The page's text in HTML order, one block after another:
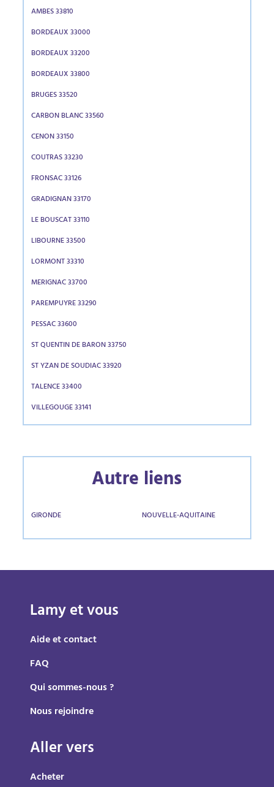
AMBES 33810
BORDEAUX 33000
BORDEAUX 33200
BORDEAUX 33800
BRUGES 33520
CARBON BLANC 33560
CENON 33150
COUTRAS 33230
FRONSAC 33126
GRADIGNAN 33170
LE BOUSCAT 33110
LIBOURNE 33500
LORMONT 33310
MERIGNAC 33700
PAREMPUYRE 33290
PESSAC 33600
ST QUENTIN DE BARON 33750
ST YZAN DE SOUDIAC 33920
TALENCE 33400
VILLEGOUGE 33141
Autre liens
GIRONDE NOUVELLE-AQUITAINE
Lamy et vous
Aide et contact
FAQ
Qui sommes-nous ?
Nous rejoindre
Aller vers
Acheter